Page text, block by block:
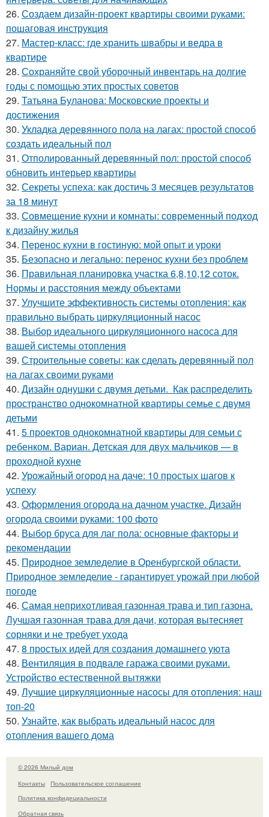
26. Создаем дизайн-проект квартиры своими руками:
пошаговая инструкция
27. Мастер-класс: где хранить швабры и ведра в
квартире
28. Сохраняйте свой уборочный инвентарь на долгие
годы с помощью этих простых советов
29. Татьяна Буланова: Московские проекты и
достижения
30. Укладка деревянного пола на лагах: простой способ
создать идеальный пол
31. Отполированный деревянный пол: простой способ
обновить интерьер квартиры
32. Секреты успеха: как достичь 3 месяцев результатов
за 18 минут
33. Совмещение кухни и комнаты: современный подход
к дизайну жилья
34. Перенос кухни в гостиную: мой опыт и уроки
35. Безопасно и легально: перенос кухни без проблем
36. Правильная планировка участка 6,8,10,12 соток.
Нормы и расстояния между объектами
37. Улучшите эффективность системы отопления: как
правильно выбрать циркуляционный насос
38. Выбор идеального циркуляционного насоса для
вашей системы отопления
39. Строительные советы: как сделать деревянный пол
на лагах своими руками
40. Дизайн однушки с двумя детьми. Как распределить
пространство однокомнатной квартиры семье с двумя
детьми
41. 5 проектов однокомнатной квартиры для семьи с
ребенком. Вариан. Детская для двух мальчиков — в
проходной кухне
42. Урожайный огород на даче: 10 простых шагов к
успеху
43. Оформления огорода на дачном участке. Дизайн
огорода своими руками: 100 фото
44. Выбор бруса для лаг пола: основные факторы и
рекомендации
45. Природное земледелие в Оренбургской области.
Природное земледелие - гарантирует урожай при любой
погоде
46. Самая неприхотливая газонная трава и тип газона.
Лучшая газонная трава для дачи, которая вытесняет
сорняки и не требует ухода
47. 8 простых идей для создания домашнего уюта
48. Вентиляция в подвале гаража своими руками.
Устройство естественной вытяжки
49. Лучшие циркуляционные насосы для отопления: наш
топ-20
50. Узнайте, как выбрать идеальный насос для
отопления вашего дома
© 2026 Милый дом
Контакты
Пользовательское соглашение
Политика конфидециальности
Обратная связь